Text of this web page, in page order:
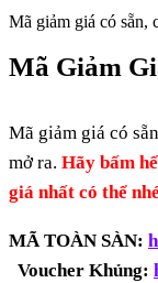
Mã giảm giá có sẵn,
Mã Giảm
Mã giảm giá có
mở ra. Hãy bấm
giá nhất có thể
MÃ TOÀN SÀN:
Voucher Khủng: